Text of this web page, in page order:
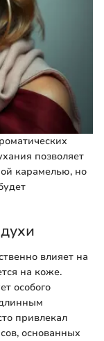
позволяет
карамелью, но
влияет на
на коже.
особого
привлекал
основанных